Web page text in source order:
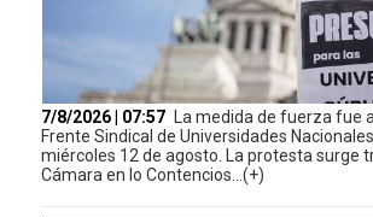
7/8/2026 | 07:57 La medida de fuerza fue
Frente Sindical de Universidades
miércoles 12 de agosto. La protesta surge
Cámara en lo Contencios...(+)